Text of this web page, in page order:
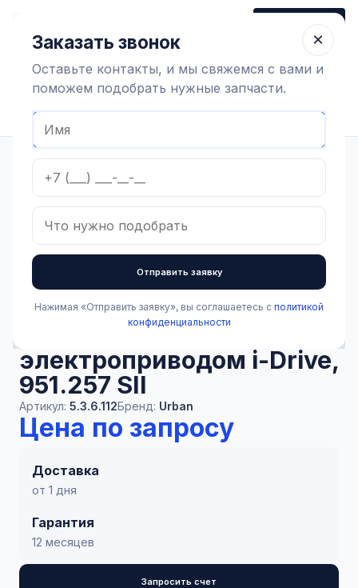
Заказать звонок
Содержание коров
Управление электроприводом i-Drive, 951.257 SII
В наличии
Управление
электроприводом i-Drive,
951.257 SII
Артикул: 5.3.6.112Бренд: Urban
Цена по запросу
Доставка
от 1 дня
Гарантия
12 месяцев
Запросить счет
×
Заказать звонок
Оставьте контакты, и мы свяжемся с вами и
поможем подобрать нужные запчасти.
Отправить заявку
Нажимая «Отправить заявку», вы соглашаетесь с политикой
конфиденциальности